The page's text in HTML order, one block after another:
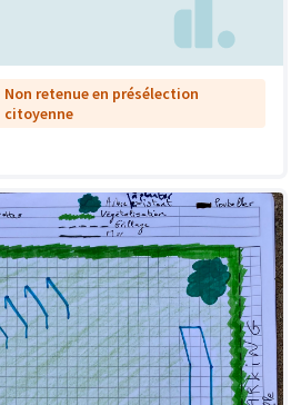
Non retenue en présélection
citoyenne